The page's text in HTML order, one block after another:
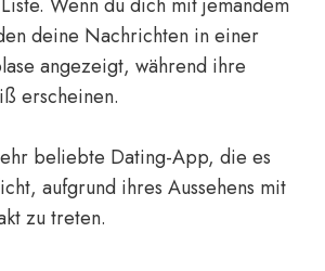
deine Nachrichten in einer
angezeigt, während ihre
erscheinen.
beliebte Dating-App, die es
aufgrund ihres Aussehens mit
zu treten.